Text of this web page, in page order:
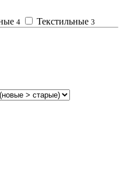
4 Текстильные 3